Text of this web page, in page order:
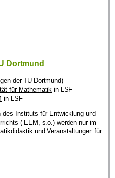
Dortmund
der TU Dortmund)
für Mathematik in LSF
in LSF
des Instituts für Entwicklung und
(IEEM, s.o.) werden nur im
und Veranstaltungen für